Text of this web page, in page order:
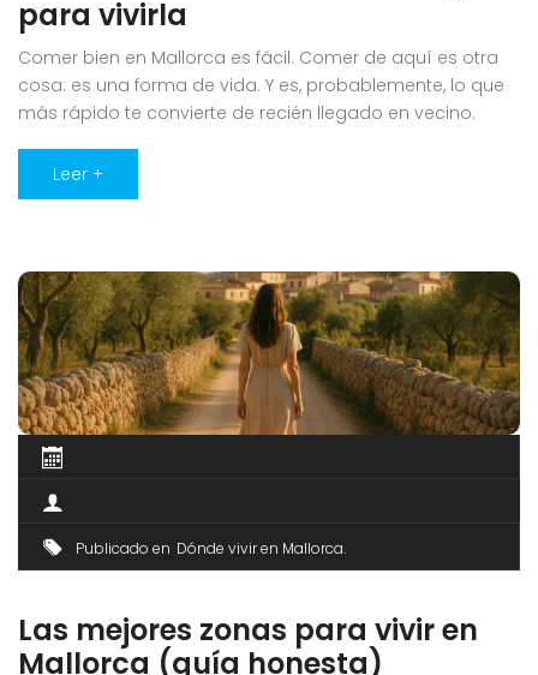
para vivirla
Comer bien en Mallorca es fácil. Comer de aquí es otra
cosa: es una forma de vida. Y es, probablemente, lo que
más rápido te convierte de recién llegado en vecino.
carta de restaurante, sino en la parada del mercado del
jueves, en el horno del [...]
Leer +
Publicado en Dónde vivir en Mallorca
Las mejores zonas para vivir en
Mallorca (guía honesta)